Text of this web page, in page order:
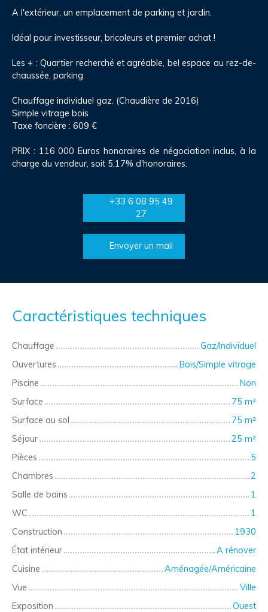
A l'extérieur, un emplacement de parking et jardin.
Idéal pour investisseur, bricoleurs et premier achat !
Les + : Quartier recherché et agréable, bel espace au rez-de-
chaussée, parking.
Chauffage individuel gaz. (Chaudière de 2016)
Simple vitrage bois
Taxe foncière : 609 €
PRIX : 116 000 Euros honoraires de négociation inclus, à la
charge du vendeur, soit 5,17% d'honoraires.
+33 6 08 95 49
27
Envoyer un mail
Caractéristiques techniques
Chauffage
Gaz/Individuel
Ouvertures
Bois/Simple vitrage
Piscine
Non
Surface
75 m²
Surface au sol
75 m²
Séjour
25 m²
Pièces
5
Chambres
2
Salle de bains
1
WC
1
Construction
1930
État intérieur
A rénover
Cuisine
Aménagée/Américaine
Vue
Ville
Exposition
Ouest